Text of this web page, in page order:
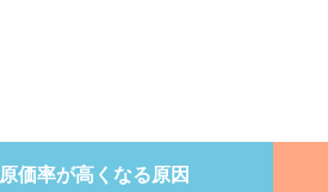
原価率が高くなる原因